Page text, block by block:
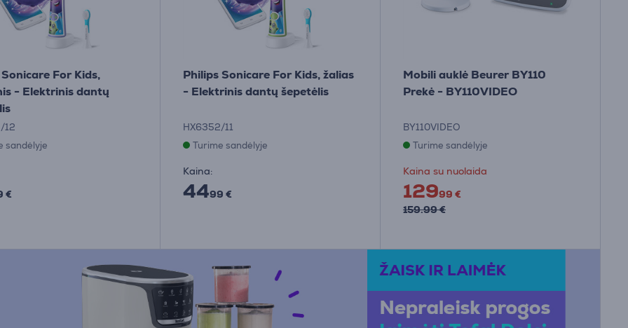
For Kids,
- Elektrinis dantų
12
sandėlyje
€
Philips Sonicare For Kids, žalias
- Elektrinis dantų šepetėlis
HX6352/11
Turime sandėlyje
Kaina:
4499 €
Mobili auklė Beurer BY110
Prekė - BY110VIDEO
BY110VIDEO
Turime sandėlyje
Kaina su nuolaida
12999 €
159.99 €